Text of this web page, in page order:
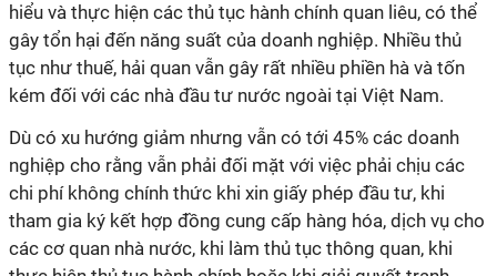
hiểu và thực hiện các thủ tục hành chính quan liêu, có thể
gây tổn hại đến năng suất của doanh nghiệp. Nhiều thủ
tục như thuế, hải quan vẫn gây rất nhiều phiền hà và tốn
kém đối với các nhà đầu tư nước ngoài tại Việt Nam.
Dù có xu hướng giảm nhưng vẫn có tới 45% các doanh
nghiệp cho rằng vẫn phải đối mặt với việc phải chịu các
chi phí không chính thức khi xin giấy phép đầu tư, khi
tham gia ký kết hợp đồng cung cấp hàng hóa, dịch vụ cho
các cơ quan nhà nước, khi làm thủ tục thông quan, khi